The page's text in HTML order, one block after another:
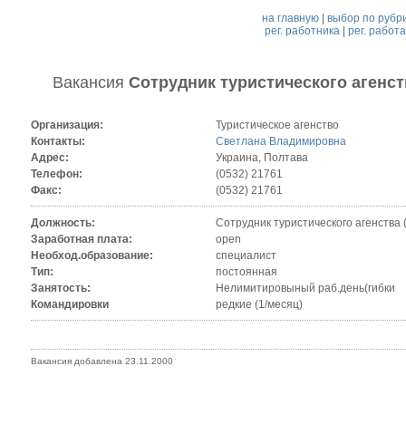
на главную |выбор по
рег. работника| рег.
Вакансия Сотрудник туристического
Организация:
Туристическое агенство
Контакты:
Светлана Владимировна
Адрес:
Украина, Полтава
Телефон:
(0532) 21761
Факс:
(0532) 21761
Должность:
Сотрудник туристического
Заработная плата:
open
Необход.образование:
специалист
Тип:
постоянная
Занятость:
Нелимитировыный раб.день(гибки
Командировки
редкие (1/месяц)
Вакансия добавлена 23.11.2000